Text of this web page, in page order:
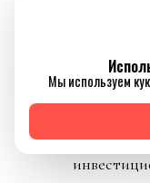
День 1.
сбросил
создана
«дочка» -
Мы используем